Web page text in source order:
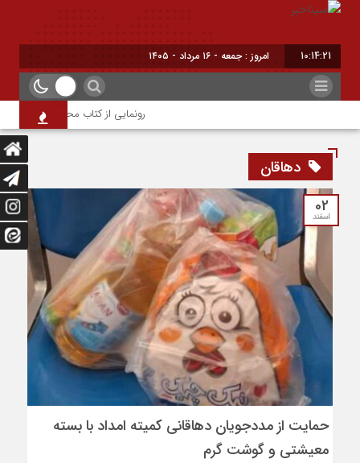
10:14:22 امروز : جمعه - ۱۶ مرداد - ۱۴۰۵
رونمایی از کتاب محیا، آخرین اثر
دهاقان
02
اسفند
حمایت از مددجویان دهاقانی کمیته امداد با بسته
معیشتی و گوشت گرم